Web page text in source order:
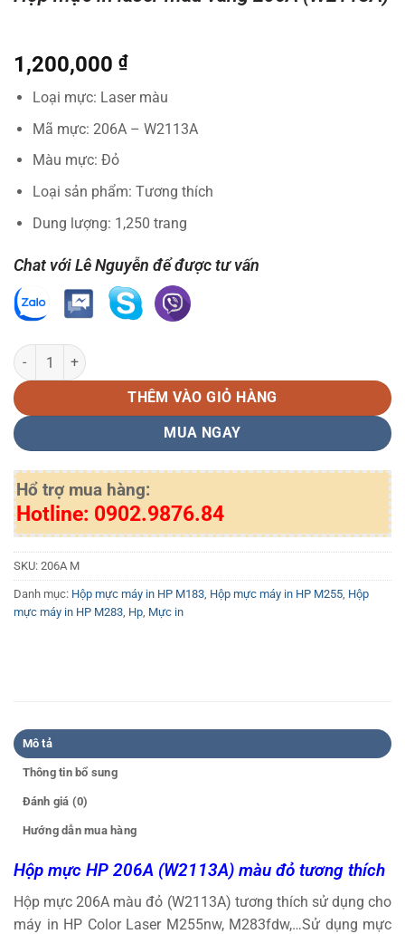
1,200,000 ₫
Loại mực: Laser màu
Mã mực: 206A – W2113A
Màu mực: Đỏ
Loại sản phẩm: Tương thích
Dung lượng: 1,250 trang
Chat với Lê Nguyễn để được tư vấn
Hộp mực in laser màu vàng 206A (W2113A) số lượng
THÊM VÀO GIỎ HÀNG
MUA NGAY
Hổ trợ mua hàng:
Hotline: 0902.9876.84
SKU: 206A M
Danh mục: Hộp mực máy in HP M183, Hộp mực máy in HP M255, Hộp
mực máy in HP M283, Hp, Mực in
Mô tả
Thông tin bổ sung
Đánh giá (0)
Hướng dẫn mua hàng
Hộp mực HP 206A (W2113A) màu đỏ tương thích
Hộp mực 206A màu đỏ (W2113A) tương thích sử dụng cho
máy in HP Color Laser M255nw, M283fdw,…Sử dụng mực